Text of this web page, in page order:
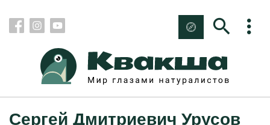
Сергей Дмитриевич Урусов